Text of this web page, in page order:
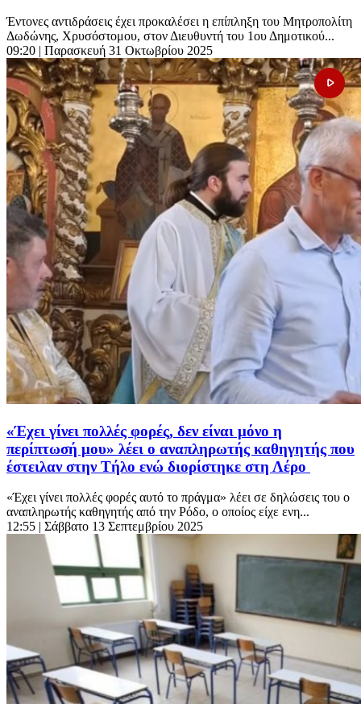
Έντονες αντιδράσεις έχει προκαλέσει η επίπληξη του Μητροπολίτη
Δωδώνης, Χρυσόστομου, στον Διευθυντή του 1ου Δημοτικού...
09:20 | Παρασκευή 31 Οκτωβρίου 2025
«Έχει γίνει πολλές φορές, δεν είναι μόνο η
περίπτωσή μου» λέει ο αναπληρωτής καθηγητής που
έστειλαν στην Τήλο ενώ διορίστηκε στη Λέρο
«Έχει γίνει πολλές φορές αυτό το πράγμα» λέει σε δηλώσεις του ο
αναπληρωτής καθηγητής από την Ρόδο, ο οποίος είχε ενη...
12:55 | Σάββατο 13 Σεπτεμβρίου 2025